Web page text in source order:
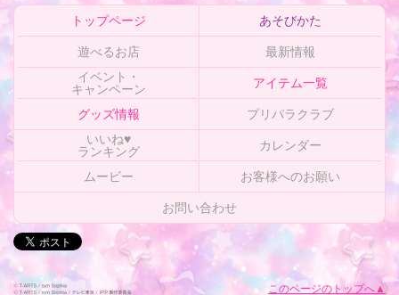
トップページ あそびかた
遊べるお店
最新情報
イベント・
キャンペーン
アイテム一覧
グッズ情報
プリパラクラブ
いいね♥
ランキング
カレンダー
ムービー お客様へのお願い
お問い合わせ
このページのトップへ▲